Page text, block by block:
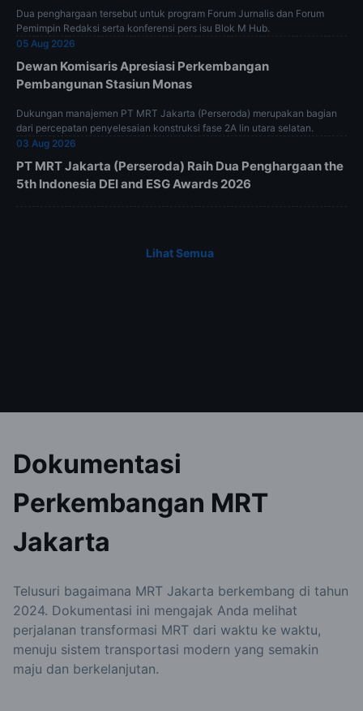
Dua penghargaan tersebut untuk program Forum Jurnalis dan Forum
Pemimpin Redaksi serta konferensi pers isu Blok M Hub.
05 Aug 2026
Dewan Komisaris Apresiasi Perkembangan
Pembangunan Stasiun Monas
Dukungan manajemen PT MRT Jakarta (Perseroda) merupakan bagian
dari percepatan penyelesaian konstruksi fase 2A lin utara selatan.
03 Aug 2026
PT MRT Jakarta (Perseroda) Raih Dua Penghargaan the
5th Indonesia DEI and ESG Awards 2026
Lihat Semua
Dokumentasi
Perkembangan MRT
Jakarta
Telusuri bagaimana MRT Jakarta berkembang di tahun
2024. Dokumentasi ini mengajak Anda melihat
perjalanan transformasi MRT dari waktu ke waktu,
menuju sistem transportasi modern yang semakin
maju dan berkelanjutan.